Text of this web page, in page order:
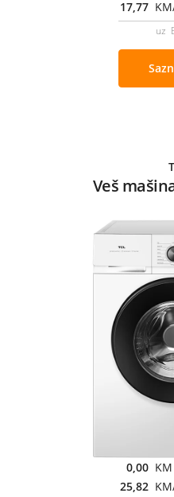
17,77
uz
Veš
0,00
25,82